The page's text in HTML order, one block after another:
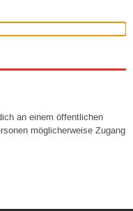
an einem öffentlichen
möglicherweise Zugang